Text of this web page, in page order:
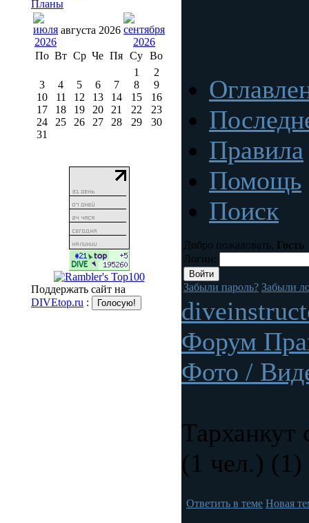
Планы
августа 2026
По Вт Ср Че Пя Су Во
1
2
3
4 5 6 7 8
9
10
11 12 13 14 15
16
17
18 19 20 21 22
23
24
25 26 27 28 29
30
31
Поддержать сайт на
DIVEtop.ru :
Правила
Помощь
Поиск
Добро пожаловать, Гость
Логин:
Забыли пароль? Забыли
Форум
Фото /
Тарханкут
(1 чел.) (1)
Ответить в теме Новая